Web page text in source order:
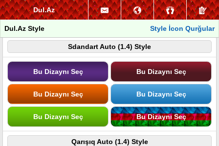
Dul.Az
Dul.Az Style Style İcon Qurğular
Sdandart Auto (1.4) Style
Bu Dizaynı Seç Bu Dizaynı Seç
Bu Dizaynı Seç Bu Dizaynı Seç
Bu Dizaynı Seç Bu Dizaynı Seç
Qarışıq Auto (1.4) Style